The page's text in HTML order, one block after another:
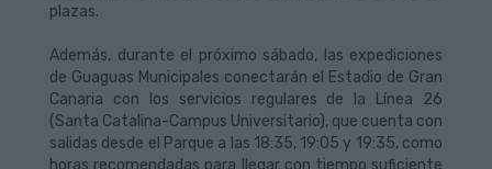
plazas.
Además, durante el próximo sábado, las expediciones
de Guaguas Municipales conectarán el Estadio de Gran
Canaria con los servicios regulares de la Línea 26
(Santa Catalina-Campus Universitario), que cuenta con
salidas desde el Parque a las 18:35, 19:05 y 19:35, como
horas recomendadas para llegar con tiempo suficiente